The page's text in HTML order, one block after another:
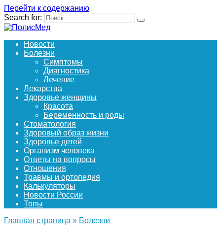
Перейти к содержанию
Search for:
Новости
Болезни
Симптомы
Диагностика
Лечение
Лекарства
Здоровье женщины
Красота
Беременность и роды
Стоматология
Здоровый образ жизни
Здоровье детей
Организм человека
Ответы на вопросы
Отношения
Травмы и ортопедия
Калькуляторы
Новости России
Топы
Главная страница » Болезни